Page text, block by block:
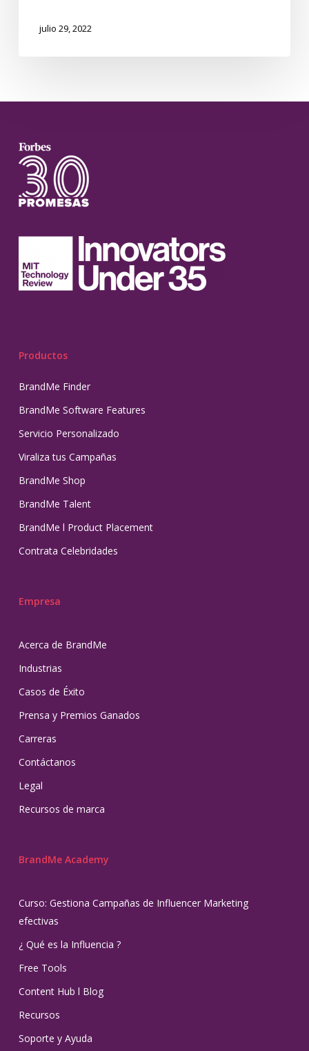
julio 29, 2022
Productos
BrandMe Finder
BrandMe Software Features
Servicio Personalizado
Viraliza tus Campañas
BrandMe Shop
BrandMe Talent
BrandMe l Product Placement
Contrata Celebridades
Empresa
Acerca de BrandMe
Industrias
Casos de Éxito
Prensa y Premios Ganados
Carreras
Contáctanos
Legal
Recursos de marca
BrandMe Academy
Curso: Gestiona Campañas de Influencer Marketing
efectivas
¿ Qué es la Influencia ?
Free Tools
Content Hub l Blog
Recursos
Soporte y Ayuda